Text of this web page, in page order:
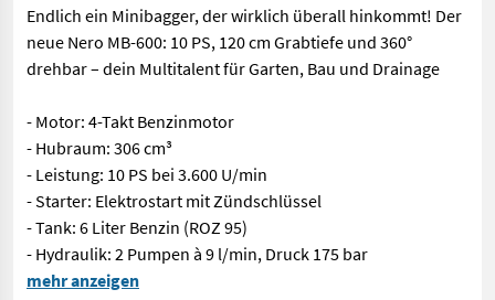
Endlich ein Minibagger, der wirklich überall hinkommt! Der
neue Nero MB-600: 10 PS, 120 cm Grabtiefe und 360°
drehbar – dein Multitalent für Garten, Bau und Drainage
- Motor: 4-Takt Benzinmotor
- Hubraum: 306 cm³
- Leistung: 10 PS bei 3.600 U/min
- Starter: Elektrostart mit Zündschlüssel
- Tank: 6 Liter Benzin (ROZ 95)
- Hydraulik: 2 Pumpen à 9 l/min, Druck 175 bar
Endlich ein Minibagger, der wirklich überall hinkommt! Der
mehr anzeigen